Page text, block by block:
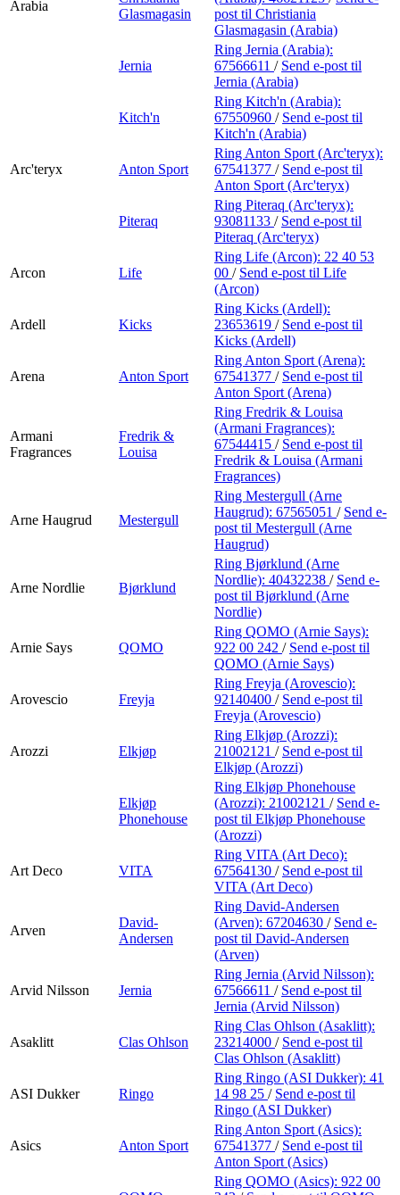
Arabia
Glasmagasin
post til Christiania
Glasmagasin (Arabia)
Jernia
Ring Jernia (Arabia):
67566611 / Send e-post til
Jernia (Arabia)
Kitch'n
Ring Kitch'n (Arabia):
67550960 / Send e-post til
Kitch'n (Arabia)
Arc'teryx Anton Sport
Ring Anton Sport (Arc'teryx):
67541377 / Send e-post til
Anton Sport (Arc'teryx)
Piteraq
Ring Piteraq (Arc'teryx):
93081133 / Send e-post til
Piteraq (Arc'teryx)
Arcon Life
Ring Life (Arcon): 22 40 53
00 / Send e-post til Life
(Arcon)
Ardell Kicks
Ring Kicks (Ardell):
23653619 / Send e-post til
Kicks (Ardell)
Arena Anton Sport
Ring Anton Sport (Arena):
67541377 / Send e-post til
Anton Sport (Arena)
Armani
Fragrances
Fredrik &
Louisa
Ring Fredrik & Louisa
(Armani Fragrances):
67544415 / Send e-post til
Fredrik & Louisa (Armani
Fragrances)
Arne Haugrud Mestergull
Ring Mestergull (Arne
Haugrud): 67565051 / Send e-
post til Mestergull (Arne
Haugrud)
Arne Nordlie Bjørklund
Ring Bjørklund (Arne
Nordlie): 40432238 / Send e-
post til Bjørklund (Arne
Nordlie)
Arnie Says QOMO
Ring QOMO (Arnie Says):
922 00 242 / Send e-post til
QOMO (Arnie Says)
Arovescio Freyja
Ring Freyja (Arovescio):
92140400 / Send e-post til
Freyja (Arovescio)
Arozzi Elkjøp
Ring Elkjøp (Arozzi):
21002121 / Send e-post til
Elkjøp (Arozzi)
Elkjøp
Phonehouse
Ring Elkjøp Phonehouse
(Arozzi): 21002121 / Send e-
post til Elkjøp Phonehouse
(Arozzi)
Art Deco VITA
Ring VITA (Art Deco):
67564130 / Send e-post til
VITA (Art Deco)
Arven
David-
Andersen
Ring David-Andersen
(Arven): 67204630 / Send e-
post til David-Andersen
(Arven)
Arvid Nilsson Jernia
Ring Jernia (Arvid Nilsson):
67566611 / Send e-post til
Jernia (Arvid Nilsson)
Asaklitt Clas Ohlson
Ring Clas Ohlson (Asaklitt):
23214000 / Send e-post til
Clas Ohlson (Asaklitt)
ASI Dukker Ringo
Ring Ringo (ASI Dukker): 41
14 98 25 / Send e-post til
Ringo (ASI Dukker)
Asics Anton Sport
Ring Anton Sport (Asics):
67541377 / Send e-post til
Anton Sport (Asics)
Ring QOMO (Asics): 922 00